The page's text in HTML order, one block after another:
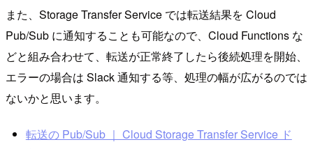
また、Storage Transfer Service では転送結果を Cloud
Pub/Sub に通知することも可能なので、Cloud Functions な
どと組み合わせて、転送が正常終了したら後続処理を開始、
エラーの場合は Slack 通知する等、処理の幅が広がるのでは
ないかと思います。
転送の Pub/Sub ｜ Cloud Storage Transfer Service ド